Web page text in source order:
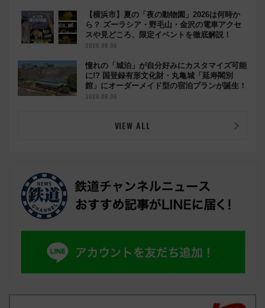
【横浜市】夏の「夜の動物園」2026は何時か
ら？ ズーラシア・野毛山・金沢の電車アクセ
スや見どころ、限定イベントを徹底解説！
2026.08.06
憧れの「城泊」が自分好みにカスタマイズ可能
に!? 国登録有形文化財・丸亀城「延寿閣別
館」にオーダーメイド型の宿泊プランが誕生！
2026.08.06
VIEW ALL